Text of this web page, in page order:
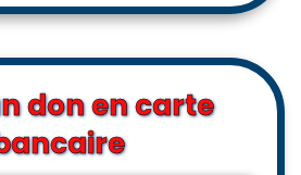
don en carte